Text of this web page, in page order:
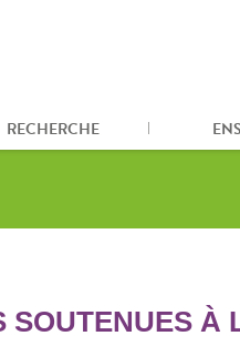
RECHERCHE
SOUTENUES À